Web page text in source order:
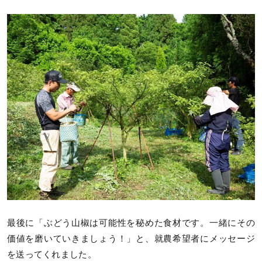
最後に「ぶどう山椒は可能性を秘めた食材です。一緒にその
価値を磨いていきましょう！」と、就農希望者にメッセージ
を送ってくれました。